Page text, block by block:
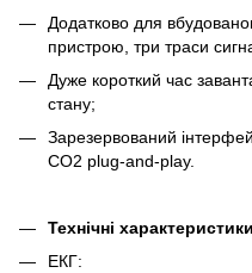
Додатково для
пристрою, три траси
Дуже короткий час
стану;
Зарезервований
CO2 plug-and-play.
Технічні характеристики
ЕКГ: